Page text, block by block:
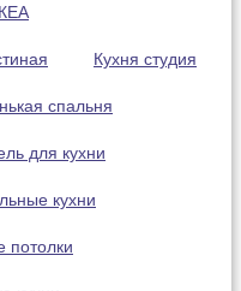
Кухня студия
спальня
для кухни
кухни
потолки